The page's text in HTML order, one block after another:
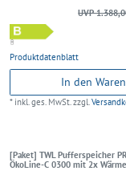
Produktdatenblatt
UVP
In den
* inkl. ges. MwSt.zzgl.
[Paket] TWL Pufferspeicher
ÖkoLine-C 0300 mit 2x